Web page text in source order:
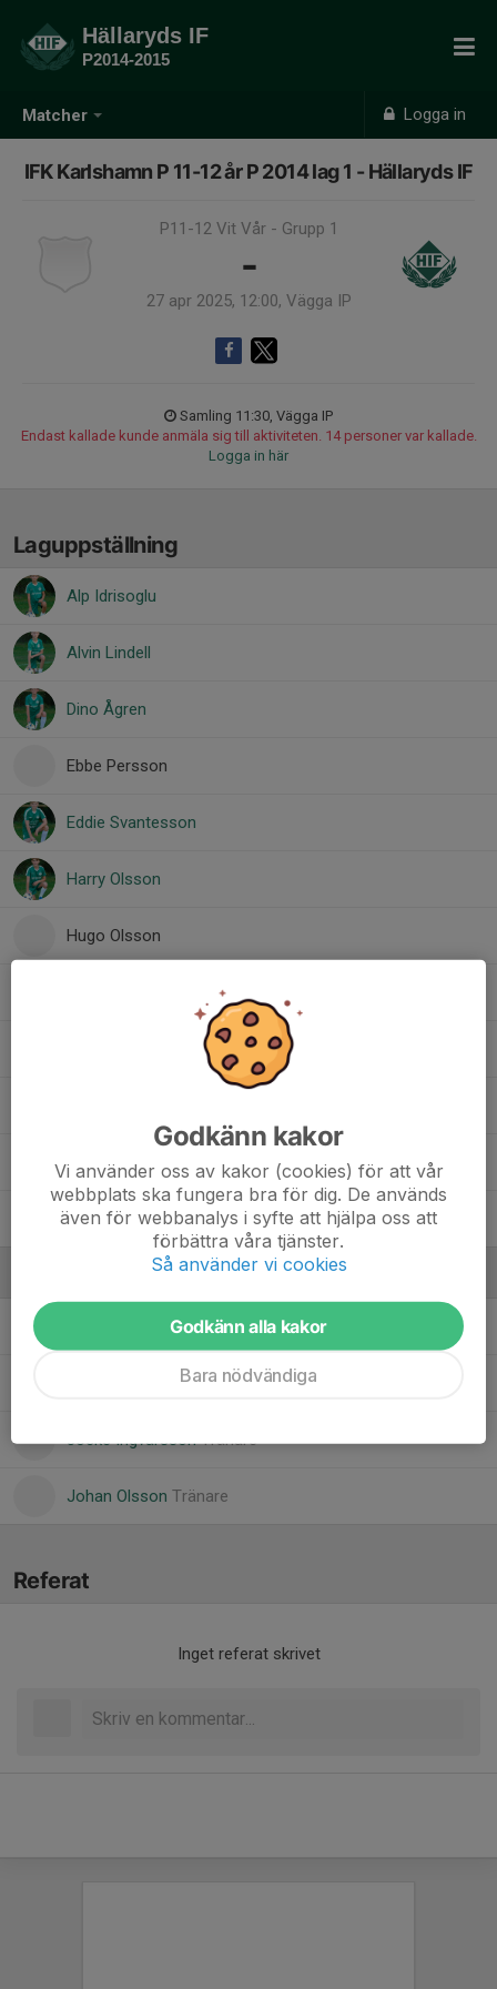
Matcher Logga in
Hällaryds IF
P2014-2015
IFK Karlshamn P 11-12 år P 2014 lag 1 - Hällaryds IF
P11-12 Vit Vår - Grupp 1
-
27 apr 2025, 12:00, Vägga IP
Samling 11:30, Vägga IP
Endast kallade kunde anmäla sig till aktiviteten. 14 personer var kallade.
Logga in här
Laguppställning
Alp Idrisoglu
Alvin Lindell
Dino Ågren
Ebbe Persson
Eddie Svantesson
Harry Olsson
Hugo Olsson
Tage Håkansson
Theo Edvardsson
Andreas AttnarssonTränare
Tränare
Jocke IngvarssonTränare
Johan Olsson Tränare
Referat
Inget referat skrivet
Godkänn kakor
Vi använder oss av kakor (cookies) för att vår
webbplats ska fungera bra för dig. De används
även för webbanalys i syfte att hjälpa oss att
förbättra våra tjänster.
Så använder vi cookies
Godkänn alla kakor
Bara nödvändiga